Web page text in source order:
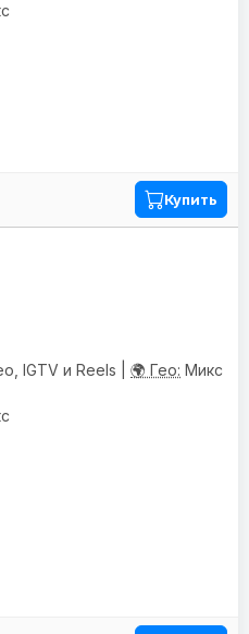
Купить
IGTV и Reels | 🌍 Гео: Микс